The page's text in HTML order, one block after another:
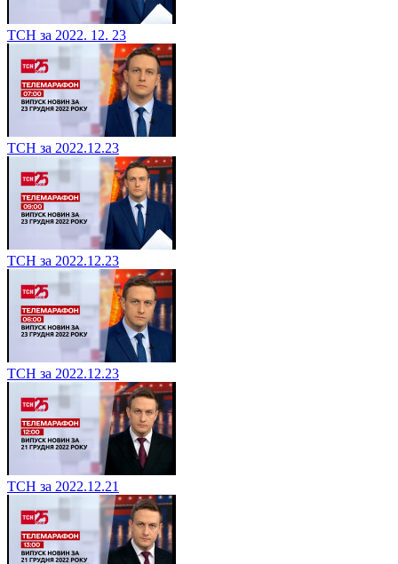
ТСН за 2022. 12. 23
ТСН за 2022.12.23
ТСН за 2022.12.23
ТСН за 2022.12.23
ТСН за 2022.12.21